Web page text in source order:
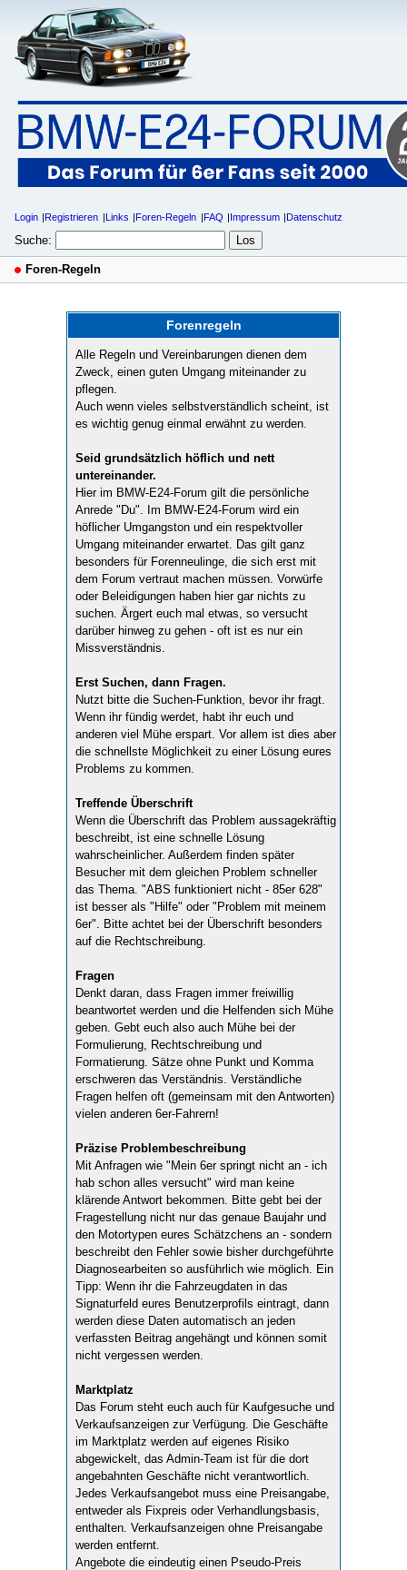
Login Registrieren Links Foren-Regeln FAQ Impressum Datenschutz
Suche:
Foren-Regeln
Forenregeln
Alle Regeln und Vereinbarungen dienen dem
Zweck, einen guten Umgang miteinander zu
pflegen.
Auch wenn vieles selbstverständlich scheint, ist
es wichtig genug einmal erwähnt zu werden.
Seid grundsätzlich höflich und nett
untereinander.
Hier im BMW-E24-Forum gilt die persönliche
Anrede "Du". Im BMW-E24-Forum wird ein
höflicher Umgangston und ein respektvoller
Umgang miteinander erwartet. Das gilt ganz
besonders für Forenneulinge, die sich erst mit
dem Forum vertraut machen müssen. Vorwürfe
oder Beleidigungen haben hier gar nichts zu
suchen. Ärgert euch mal etwas, so versucht
darüber hinweg zu gehen - oft ist es nur ein
Missverständnis.
Erst Suchen, dann Fragen.
Nutzt bitte die Suchen-Funktion, bevor ihr fragt.
Wenn ihr fündig werdet, habt ihr euch und
anderen viel Mühe erspart. Vor allem ist dies aber
die schnellste Möglichkeit zu einer Lösung eures
Problems zu kommen.
Treffende Überschrift
Wenn die Überschrift das Problem aussagekräftig
beschreibt, ist eine schnelle Lösung
wahrscheinlicher. Außerdem finden später
Besucher mit dem gleichen Problem schneller
das Thema. "ABS funktioniert nicht - 85er 628"
ist besser als "Hilfe" oder "Problem mit meinem
6er". Bitte achtet bei der Überschrift besonders
auf die Rechtschreibung.
Fragen
Denkt daran, dass Fragen immer freiwillig
beantwortet werden und die Helfenden sich Mühe
geben. Gebt euch also auch Mühe bei der
Formulierung, Rechtschreibung und
Formatierung. Sätze ohne Punkt und Komma
erschweren das Verständnis. Verständliche
Fragen helfen oft (gemeinsam mit den Antworten)
vielen anderen 6er-Fahrern!
Präzise Problembeschreibung
Mit Anfragen wie "Mein 6er springt nicht an - ich
hab schon alles versucht" wird man keine
klärende Antwort bekommen. Bitte gebt bei der
Fragestellung nicht nur das genaue Baujahr und
den Motortypen eures Schätzchens an - sondern
beschreibt den Fehler sowie bisher durchgeführte
Diagnosearbeiten so ausführlich wie möglich. Ein
Tipp: Wenn ihr die Fahrzeugdaten in das
Signaturfeld eures Benutzerprofils eintragt, dann
werden diese Daten automatisch an jeden
verfassten Beitrag angehängt und können somit
nicht vergessen werden.
Marktplatz
Das Forum steht euch auch für Kaufgesuche und
Verkaufsanzeigen zur Verfügung. Die Geschäfte
im Marktplatz werden auf eigenes Risiko
abgewickelt, das Admin-Team ist für die dort
angebahnten Geschäfte nicht verantwortlich.
Jedes Verkaufsangebot muss eine Preisangabe,
entweder als Fixpreis oder Verhandlungsbasis,
enthalten. Verkaufsanzeigen ohne Preisangabe
werden entfernt.
Angebote die eindeutig einen Pseudo-Preis